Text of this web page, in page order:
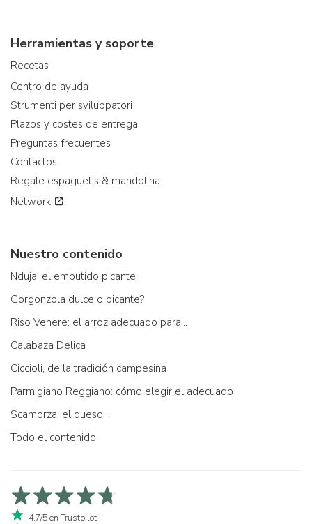
Herramientas y soporte
Recetas
Centro de ayuda
Strumenti per sviluppatori
Plazos y costes de entrega
Preguntas frecuentes
Contactos
Regale espaguetis & mandolina
Network
Nuestro contenido
Nduja: el embutido picante
Gorgonzola dulce o picante?
Riso Venere: el arroz adecuado para...
Calabaza Delica
Ciccioli, de la tradición campesina
Parmigiano Reggiano: cómo elegir el adecuado
Scamorza: el queso ...
Todo el contenido
4,7/5 en Trustpilot